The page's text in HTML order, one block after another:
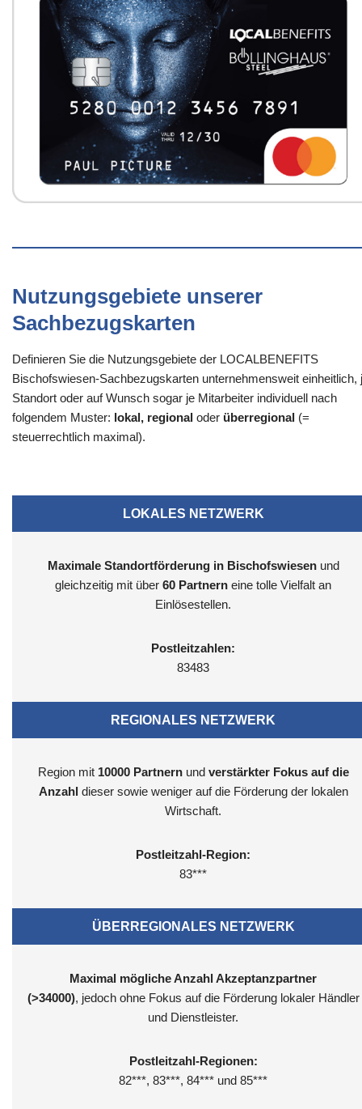
Nutzungsgebiete unserer
Sachbezugskarten
Definieren Sie die Nutzungsgebiete der LOCALBENEFITS
Bischofswiesen-Sachbezugskarten unternehmensweit einheitlich,
Standort oder auf Wunsch sogar je Mitarbeiter individuell nach
folgendem Muster: lokal, regional oder überregional (=
steuerrechtlich maximal).
LOKALES NETZWERK
Maximale Standortförderung in Bischofswiesenund
gleichzeitig mit über 60 Partnern eine tolle Vielfalt an
Einlösestellen.
Postleitzahlen:
83483
REGIONALES NETZWERK
Region mit 10000 Partnernund verstärkter Fokus auf die
Anzahl dieser sowie weniger auf die Förderung der lokalen
Wirtschaft.
Postleitzahl-Region:
83***
ÜBERREGIONALES NETZWERK
Maximal mögliche Anzahl Akzeptanzpartner
(>34000), jedoch ohne Fokus auf die Förderung lokaler Händler
und Dienstleister.
Postleitzahl-Regionen:
82***, 83***, 84*** und 85***